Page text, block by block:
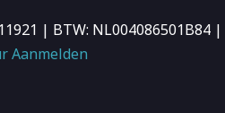
| BTW: NL004086501B84 |
Aanmelden